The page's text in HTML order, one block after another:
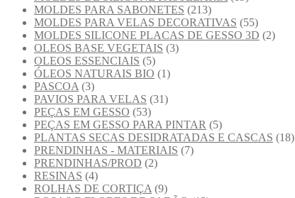
MOLDES PARA SABONETES (213)
MOLDES PARA VELAS DECORATIVAS (55)
MOLDES SILICONE PLACAS DE GESSO 3D (2)
OLEOS BASE VEGETAIS (3)
OLEOS ESSENCIAIS (5)
ÓLEOS NATURAIS BIO (1)
PASCOA (3)
PAVIOS PARA VELAS (31)
PEÇAS EM GESSO (53)
PEÇAS EM GESSO PARA PINTAR (5)
PLANTAS SECAS DESIDRATADAS E CASCAS (18)
PRENDINHAS - MATERIAIS (7)
PRENDINHAS/PROD (2)
RESINAS (4)
ROLHAS DE CORTIÇA (9)